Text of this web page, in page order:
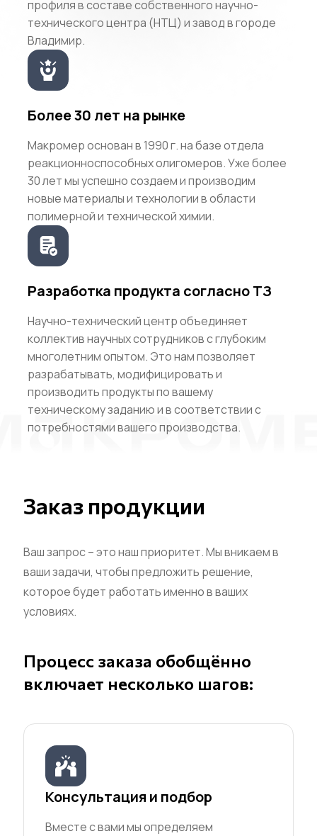
профиля в составе собственного научно-
технического центра (НТЦ) и завод в городе
Владимир.
Более 30 лет на рынке
Макромер основан в 1990 г. на базе отдела
реакционноспособных олигомеров. Уже более
30 лет мы успешно создаем и производим
новые материалы и технологии в области
полимерной и технической химии.
Разработка продукта согласно ТЗ
Научно-технический центр объединяет
коллектив научных сотрудников с глубоким
многолетним опытом. Это нам позволяет
разрабатывать, модифицировать и
производить продукты по вашему
техническому заданию и в соответствии с
потребностями вашего производства.
Заказ продукции
Ваш запрос – это наш приоритет. Мы вникаем в
ваши задачи, чтобы предложить решение,
которое будет работать именно в ваших
условиях.
Процесс заказа обобщённо
включает несколько шагов:
Консультация и подбор
Вместе с вами мы определяем